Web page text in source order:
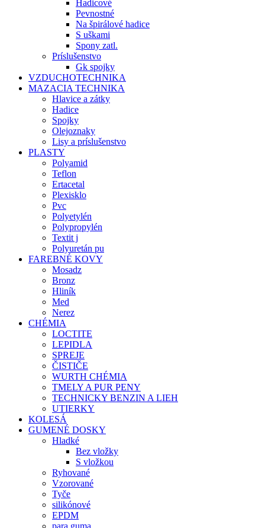
Hadicové
Pevnostné
Na špirálové hadice
S uškami
Spony zatl.
Príslušenstvo
Gk spojky
VZDUCHOTECHNIKA
MAZACIA TECHNIKA
Hlavice a zátky
Hadice
Spojky
Olejoznaky
Lisy a príslušenstvo
PLASTY
Polyamid
Teflon
Ertacetal
Plexisklo
Pvc
Polyetylén
Polypropylén
Textit j
Polyuretán pu
FAREBNÉ KOVY
Mosadz
Bronz
Hliník
Med
Nerez
CHÉMIA
LOCTITE
LEPIDLA
SPREJE
ČISTIČE
WURTH CHÉMIA
TMELY A PUR PENY
TECHNICKY BENZIN A LIEH
UTIERKY
KOLESÁ
GUMENÉ DOSKY
Hladké
Bez vložky
S vložkou
Ryhované
Vzorované
Tyče
silikónové
EPDM
para guma